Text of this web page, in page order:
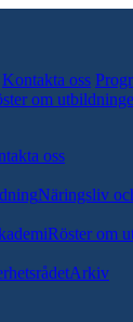
Kontakta oss
om
oss
Näringsliv
Röster om
Arkiv